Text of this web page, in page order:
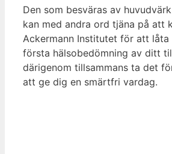
Den som besväras av
kan med andra ord tjäna på att
Ackermann Institutet för att låta
första hälsobedömning av ditt
därigenom tillsammans ta det
att ge dig en smärtfri vardag.